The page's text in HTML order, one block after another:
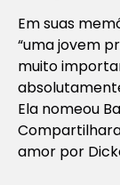
Em suas
“uma jovem
muito
Ela nomeou
amor por